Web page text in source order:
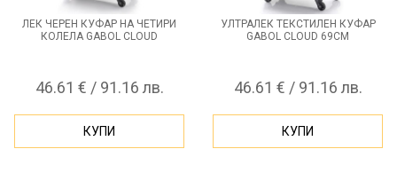
ЛЕК ЧЕРЕН КУФАР НА ЧЕТИРИ
КОЛЕЛА GABOL CLOUD
46.61 € / 91.16 лв.
КУПИ
УЛТРАЛЕК ТЕКСТИЛЕН КУФАР
GABOL CLOUD 69СМ
46.61 € / 91.16 лв.
КУПИ